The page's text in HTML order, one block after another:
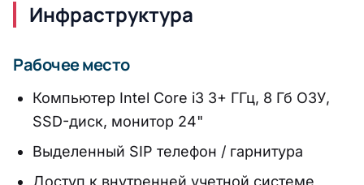
Инфраструктура
Рабочее место
Компьютер Intel Core i3 3+ ГГц, 8 Гб ОЗУ,
SSD-диск, монитор 24"
Выделенный SIP телефон / гарнитура
Доступ к внутренней учетной системе